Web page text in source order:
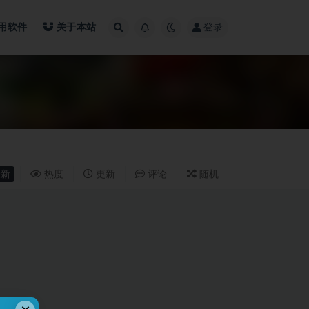
软件 关于本站 登录
热度 更新 评论 随机